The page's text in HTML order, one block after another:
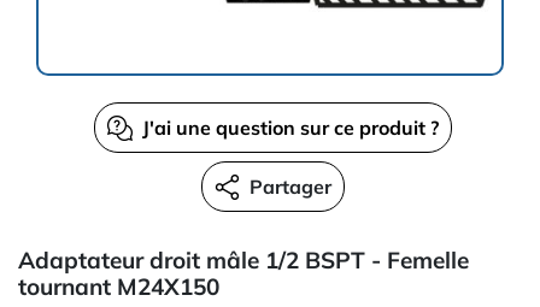
J'ai une question sur ce produit ?
Partager
Adaptateur droit mâle 1/2 BSPT - Femelle
tournant M24X150